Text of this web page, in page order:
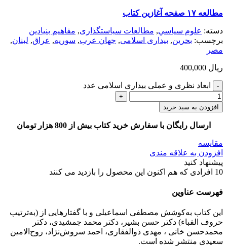
مطالعه ۱۷ صفحه آغازین کتاب
دسته: علوم سياسي, مطالعات سیاستگذاری, مفاهيم بنيادين
برچسب: بحرین, بیداری اسلامی, جهان عرب, سوریه, عراق, لبنان,
مصر
ریال
ابعاد نظری و عملی بیداری اسلامی عدد
افزودن به سبد خرید
ارسال رایگان با سفارش خرید کتاب بیش از 800 هزار تومان
مقایسه
افزودن به علاقه مندی
پیشنهاد کنید
10 افرادی که هم اکنون این محصول را بازدید می کنند
فهرست عناوین
این کتاب به‌کوشش مصطفی اسماعیلی و با گفتارهایی از (به‌ترتیب
حروف الفباء) دکتر حسن بشیر، دکتر محمد جمشیدی، دکتر
محمدحسن خانی ، مهدی ذوالفقاری، احمد سروش‌نژاد، روح‌الامین
سعید‌ی منتشر شده است.